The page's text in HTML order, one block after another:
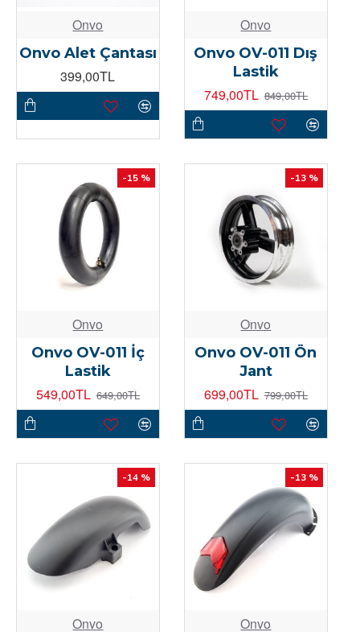
Onvo
Onvo Alet Çantası
399,00TL
Onvo
Onvo OV-011 Dış
Lastik
749,00TL 849,00TL
-15 %
Onvo
Onvo OV-011 İç
Lastik
549,00TL 649,00TL
-13 %
Onvo
Onvo OV-011 Ön
Jant
699,00TL 799,00TL
-14 %
Onvo
-13 %
Onvo